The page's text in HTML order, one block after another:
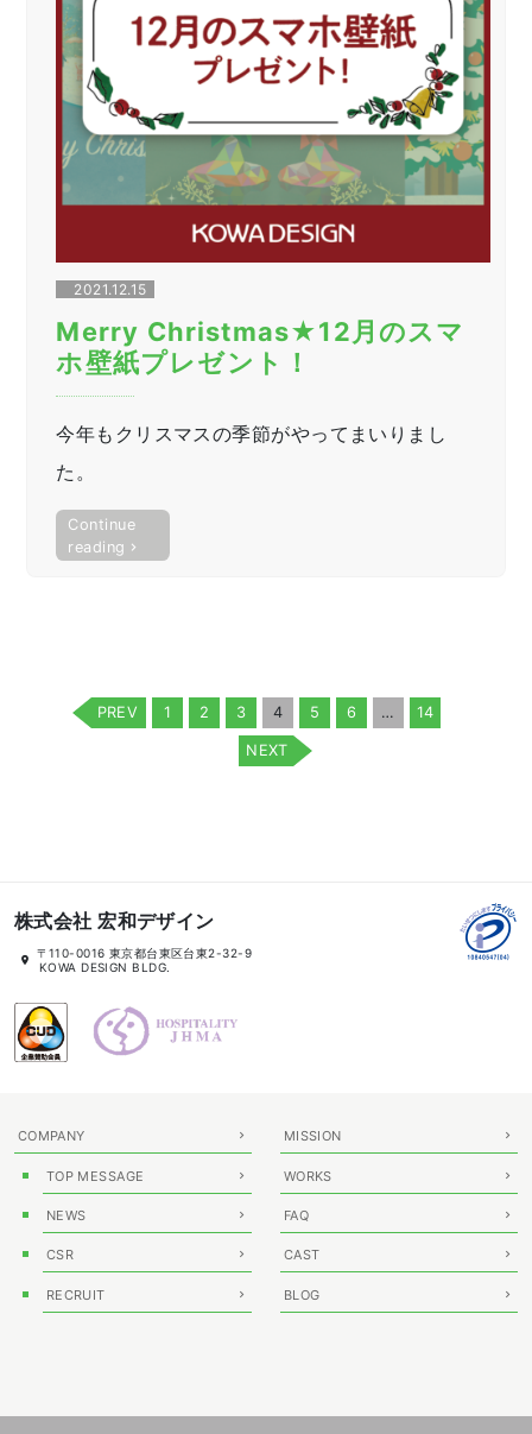
2021.12.15
Merry Christmas★12月のスマ
ホ壁紙プレゼント！
今年もクリスマスの季節がやってまいりまし
た。
Continue
reading “Merry
壁
紙
の
PREV 1 2 3 4 5 6 … 14
NEXT
株式会社 宏和デザイン
所
在
〒110-0016 東京都台東区台東2-32-9
KOWA DESIGN BLDG.
COMPANY
TOP MESSAGE
NEWS
CSR
RECRUIT
MISSION
WORKS
FAQ
CAST
BLOG